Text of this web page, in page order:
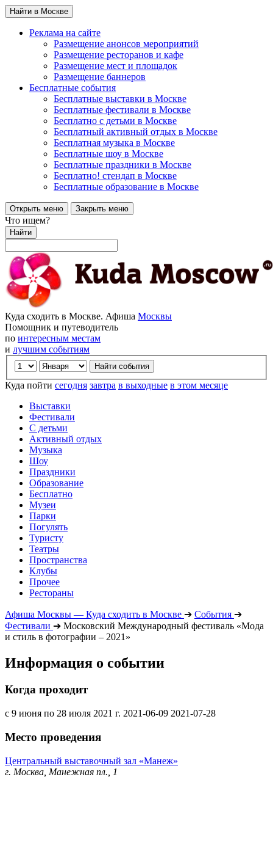
Найти в Москве
Реклама на сайте
Размещение анонсов мероприятий
Размещение ресторанов и кафе
Размещение мест и площадок
Размещение баннеров
Бесплатные события
Бесплатные выставки в Москве
Бесплатные фестивали в Москве
Бесплатно с детьми в Москве
Бесплатный активный отдых в Москве
Бесплатная музыка в Москве
Бесплатные шоу в Москве
Бесплатные праздники в Москве
Бесплатно! стендап в Москве
Бесплатные образование в Москве
Открыть меню Закрыть меню
Что ищем?
Найти
Куда сходить в Москве. Афиша Москвы
Помощник и путеводитель
по интересным местам
и лучшим событиям
Куда пойти сегодня завтра в выходные в этом месяце
Выставки
Фестивали
С детьми
Активный отдых
Музыка
Шоу
Праздники
Образование
Бесплатно
Музеи
Парки
Погулять
Туристу
Театры
Пространства
Клубы
Прочее
Рестораны
Афиша Москвы — Куда сходить в Москве ➔ События ➔
Фестивали ➔ Московский Международный фестиваль «Мода
и стиль в фотографии – 2021»
Информация о событии
Когда проходит
с 9 июня по 28 июля 2021 г. 2021-06-09 2021-07-28
Место проведения
Центральный выставочный зал «Манеж»
г. Москва, Манежная пл., 1